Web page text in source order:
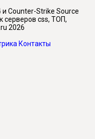
Counter-Strike Source
серверов css, ТОП,
2026
Контакты